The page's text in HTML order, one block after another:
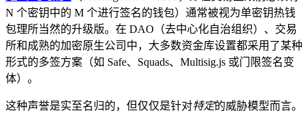
N 个密钥中的 M 个进行签名的钱包）通常被视为单密钥热钱
包理所当然的升级版。在 DAO（去中心化自治组织）、交易
所和成熟的加密原生公司中，大多数资金库设置都采用了某种
形式的多签方案（如 Safe、Squads、Multisig.js 或门限签名变
体）。
这种声誉是实至名归的，但仅仅是针对特定的威胁模型而言。